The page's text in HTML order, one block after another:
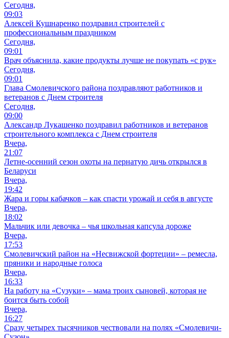
Сегодня,
09:03
Алексей Кушнаренко поздравил строителей с
профессиональным праздником
Сегодня,
09:01
Врач объяснила, какие продукты лучше не покупать «с рук»
Сегодня,
09:01
Глава Смолевичского района поздравляют работников и
ветеранов с Днем строителя
Сегодня,
09:00
Александр Лукашенко поздравил работников и ветеранов
строительного комплекса с Днем строителя
Вчера,
21:07
Летне-осенний сезон охоты на пернатую дичь открылся в
Беларуси
Вчера,
19:42
Жара и горы кабачков – как спасти урожай и себя в августе
Вчера,
18:02
Мальчик или девочка – чья школьная капсула дороже
Вчера,
17:53
Смолевичский район на «Несвижской фортеции» – ремесла,
пряники и народные голоса
Вчера,
16:33
На работу на «Сузуки» – мама троих сыновей, которая не
боится быть собой
Вчера,
16:27
Сразу четырех тысячников чествовали на полях «Смолевичи-